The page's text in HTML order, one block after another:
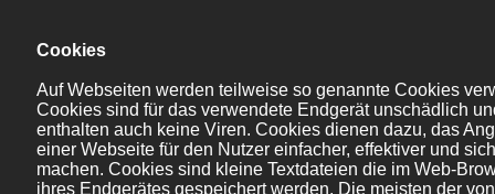
Cookies
Auf Webseiten werden teilweise so genannte Cookies
Cookies sind für das verwendete Endgerät unschädlich
enthalten auch keine Viren. Cookies dienen dazu, das
einer Webseite für den Nutzer einfacher, effektiver und
machen. Cookies sind kleine Textdateien die im Web-
ihres Endgerätes gespeichert werden. Die meisten der